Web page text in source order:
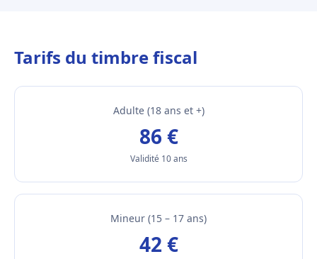
Tarifs du timbre fiscal
Adulte (18 ans et +)
86 €
Validité 10 ans
Mineur (15 – 17 ans)
42 €